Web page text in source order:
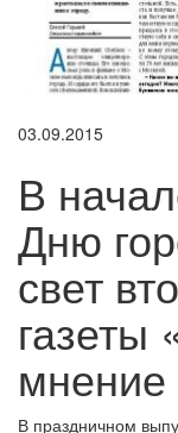
03.09.2015
В
Дню
свет
газеты
мнение
В праздничном